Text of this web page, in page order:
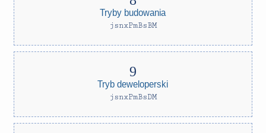
Tryby budowania
jsnxPmBsBM
Tryb deweloperski
jsnxPmBsDM